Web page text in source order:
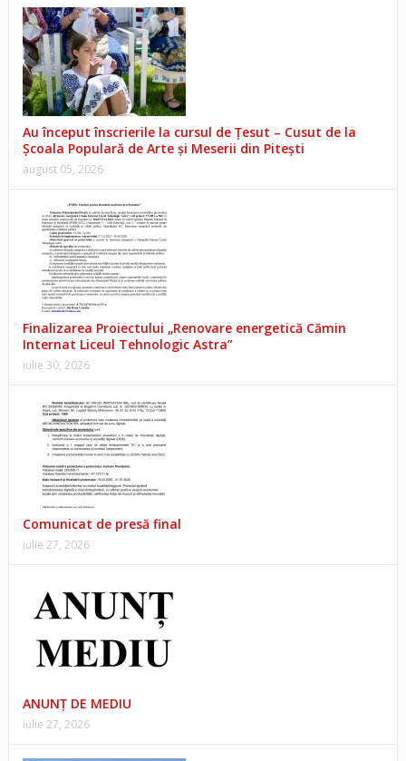
Au început înscrierile la cursul de Țesut – Cusut de la
Școala Populară de Arte și Meserii din Pitești
august 05, 2026
Finalizarea Proiectului „Renovare energetică Cămin
Internat Liceul Tehnologic Astra”
iulie 30, 2026
Comunicat de presă final
iulie 27, 2026
ANUNŢ DE MEDIU
iulie 27, 2026